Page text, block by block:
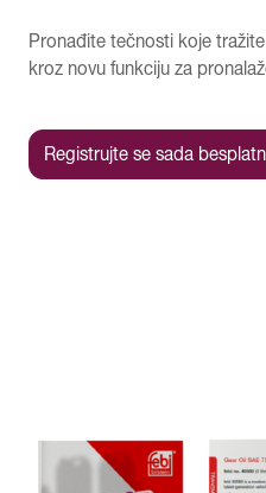
Pronađite tečnosti koje
kroz novu funkciju za
Registrujte se sada